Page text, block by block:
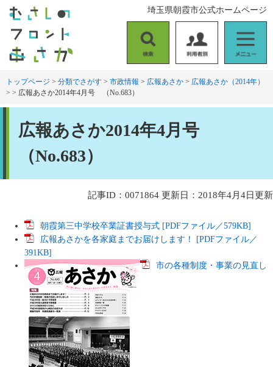
す
。
し
て
索
用
者
ニ
ュ
埼玉県朝霞市公式ホームページ
トップページ > 分類でさがす > 市政情報 > 広報あさか > 広報あさか（2014年）
> > 広報あさか2014年4月号 （No.683）
広報あさか2014年4月号
（No.683）
記事ID：0071864 更新日：2018年4月4日更新
朝霞第三中学校卒業証書授与式 [PDFファイル／579KB]
広報あさかを各家庭までお届けします！ [PDFファイル／
391KB]
市の各種制度・事業の見直し